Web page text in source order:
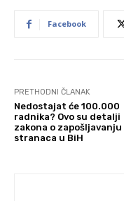
Facebook
PRETHODNI ČLANAK
Nedostajat će 100.000
radnika? Ovo su detalji
zakona o zapošljavanju
stranaca u BiH